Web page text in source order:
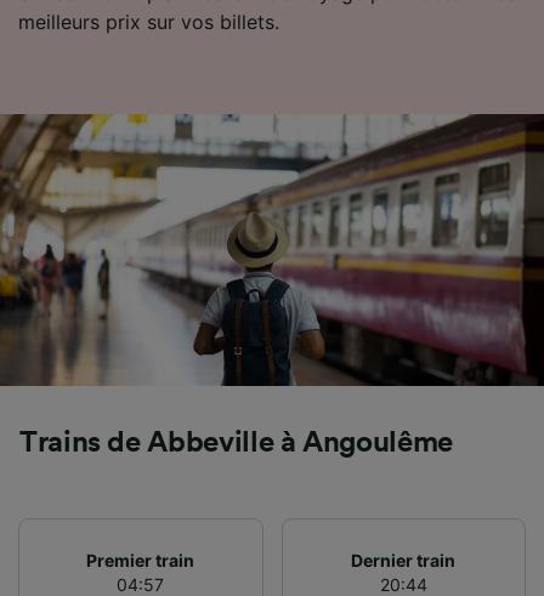
meilleurs prix sur vos billets.
Trains de Abbeville à Angoulême
Premier train
04:57
Dernier train
20:44
Utiliser des données de géolocalisation
informations sur un appareil. Publicités et
contenu personnalisés, mesure de
performance des publicités et du contenu,
études d’audience et développement de
services.
Liste de nos partenaires (fournisseurs)